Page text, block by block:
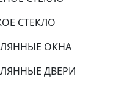
СТЕКЛО
ОКНА
ДВЕРИ